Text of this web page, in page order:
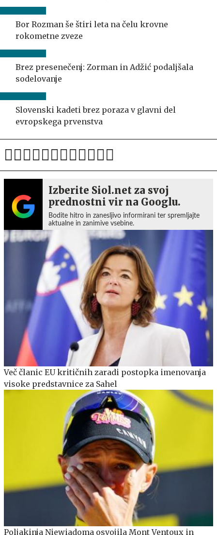
Bor Rozman še štiri leta na čelu krovne
rokometne zveze
Brez presenečenj: Zorman in Adžić podaljšala
sodelovanje
Slovenski kadeti brez poraza v glavni del
evropskega prvenstva
Izberite Siol.net za svoj
prednostni vir na Googlu.
Bodite hitro in zanesljivo informirani ter spremljajte
aktualne in zanimive vsebine.
Več članic EU kritičnih zaradi postopka imenovanja
visoke predstavnice za Sahel
Poljakinja Niewiadoma osvojila Mont Ventoux in